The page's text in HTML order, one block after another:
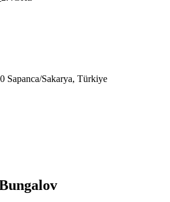
Sapanca/Sakarya, Türkiye